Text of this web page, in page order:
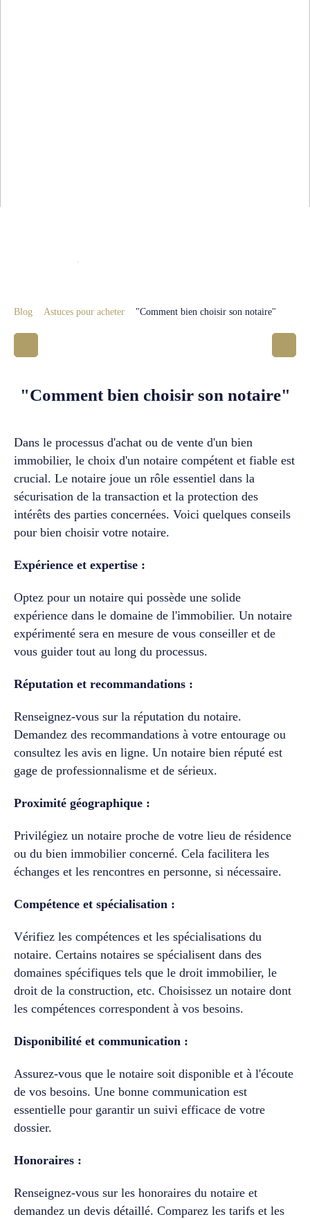
Blog Astuces pour acheter "Comment bien choisir son notaire"
"Comment bien choisir son notaire"
Dans le processus d'achat ou de vente d'un bien
immobilier, le choix d'un notaire compétent et fiable est
crucial. Le notaire joue un rôle essentiel dans la
sécurisation de la transaction et la protection des
intérêts des parties concernées. Voici quelques conseils
pour bien choisir votre notaire.
Expérience et expertise :
Optez pour un notaire qui possède une solide
expérience dans le domaine de l'immobilier. Un notaire
expérimenté sera en mesure de vous conseiller et de
vous guider tout au long du processus.
Réputation et recommandations :
Renseignez-vous sur la réputation du notaire.
Demandez des recommandations à votre entourage ou
consultez les avis en ligne. Un notaire bien réputé est
gage de professionnalisme et de sérieux.
Proximité géographique :
Privilégiez un notaire proche de votre lieu de résidence
ou du bien immobilier concerné. Cela facilitera les
échanges et les rencontres en personne, si nécessaire.
Compétence et spécialisation :
Vérifiez les compétences et les spécialisations du
notaire. Certains notaires se spécialisent dans des
domaines spécifiques tels que le droit immobilier, le
droit de la construction, etc. Choisissez un notaire dont
les compétences correspondent à vos besoins.
Disponibilité et communication :
Assurez-vous que le notaire soit disponible et à l'écoute
de vos besoins. Une bonne communication est
essentielle pour garantir un suivi efficace de votre
dossier.
Honoraires :
Renseignez-vous sur les honoraires du notaire et
demandez un devis détaillé. Comparez les tarifs et les